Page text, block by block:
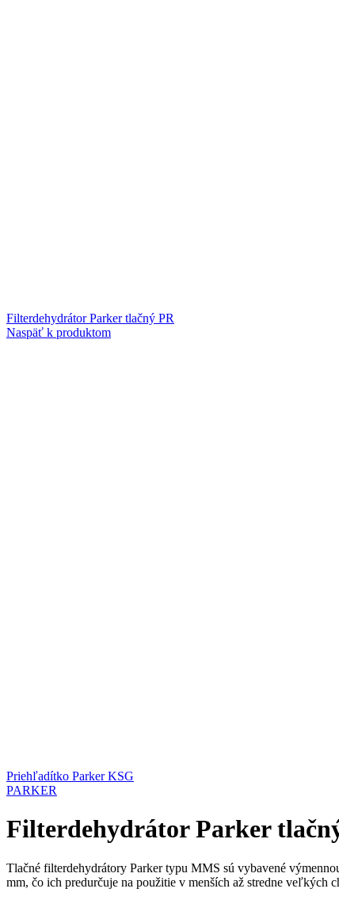
Filterdehydrátor Parker tlačný PR
Naspäť k produktom
Priehľadítko Parker KSG
PARKER
Filterdehydrátor Parker
Tlačné filterdehydrátory Parker typu MMS sú vybavené
mm, čo ich predurčuje na použitie v menších až stredne veľkých